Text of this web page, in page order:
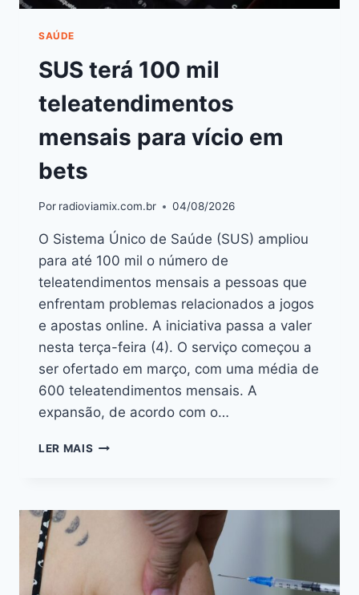
SAÚDE
SUS terá 100 mil
teleatendimentos
mensais para vício em
bets
Por radioviamix.com.br 04/08/2026
O Sistema Único de Saúde (SUS) ampliou
para até 100 mil o número de
teleatendimentos mensais a pessoas que
enfrentam problemas relacionados a jogos
e apostas online. A iniciativa passa a valer
nesta terça-feira (4). O serviço começou a
ser ofertado em março, com uma média de
600 teleatendimentos mensais. A
expansão, de acordo com o…
LER MAIS